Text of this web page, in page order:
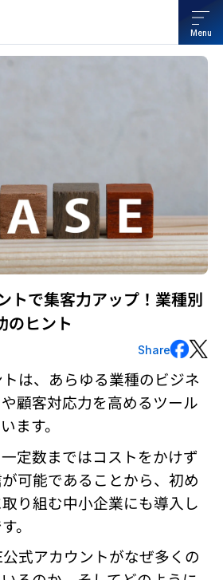
Menu
トで集客力アップ！業種別
のヒント
Share
は、あらゆる業種のビジネ
顧客対応力を高めるツール
ます。
定数まではコストをかけず
可能であることから、初め
り組む中小企業にも導入し
。
式アカウントがなぜ多くの